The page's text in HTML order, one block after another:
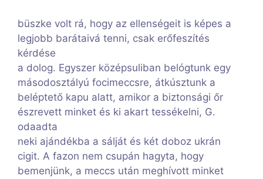
büszke volt rá, hogy az ellenségeit is képes a
legjobb barátaivá tenni, csak erőfeszítés
kérdése
a dolog. Egyszer középsuliban belógtunk egy
másodosztályú focimeccsre, átkúsztunk a
beléptető kapu alatt, amikor a biztonsági őr
észrevett minket és ki akart tessékelni, G.
odaadta
neki ajándékba a sálját és két doboz ukrán
cigit. A fazon nem csupán hagyta, hogy
bemenjünk, a meccs után meghívott minket